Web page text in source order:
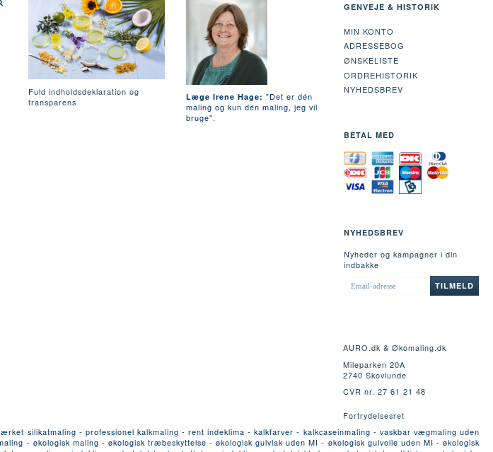
Fuld indholdsdeklaration og
transparens
Læge Irene Hage: "Det er dén
maling og kun dén maling, jeg vil
bruge".
GENVEJE & HISTORIK
MIN KONTO
ADRESSEBOG
ØNSKELISTE
ORDREHISTORIK
NYHEDSBREV
BETAL MED
NYHEDSBREV
Nyheder og kampagner i din
indbakke
EMAIL-
ADRESSE
TILMELD
AURO.dk & Økomaling.dk
Mileparken 20A
2740 Skovlunde
CVR nr. 27 61 21 48
Fortrydelsesret
silikatmaling - professionel kalkmaling - rent indeklima - kalkfarver - kalkcaseinmaling - vaskbar vægmaling uden
- økologisk maling - økologisk træbeskyttelse - økologisk gulvlak uden MI - økologisk gulvolie uden MI - økologisk